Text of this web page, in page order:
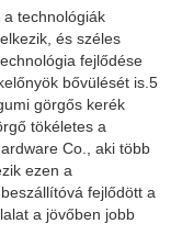
technológiák
és széles
fejlődése
bővülését is.5
görgős kerék
tökéletes a
Co., aki több
ezen a
fejlődött a
a jövőben jobb